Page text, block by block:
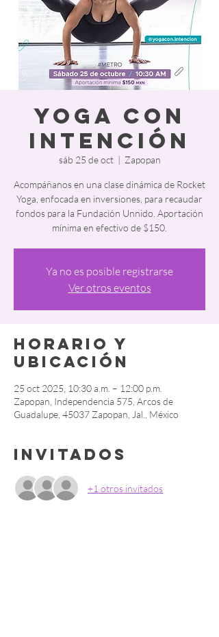
Yoga con
intención
sáb 25 de oct
  |
Zapopan
Acompáñanos en una clase dinámica de Rocket
Yoga, enfocada en inversiones, para recaudar
fondos para la Fundación Unnido. Aportación
mínima en efectivo de $150.
Ya no es posible registrarse
Ver otros eventos
Horario y
ubicación
25 oct 2025, 10:30 a.m. – 12:00 p.m.
Zapopan, Independencia 575, Arcos de
Guadalupe, 45037 Zapopan, Jal., México
Invitados
+1 otros invitados